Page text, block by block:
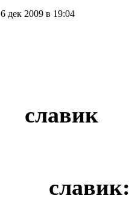
6 дек 2009 в 19:04
славик
славик: